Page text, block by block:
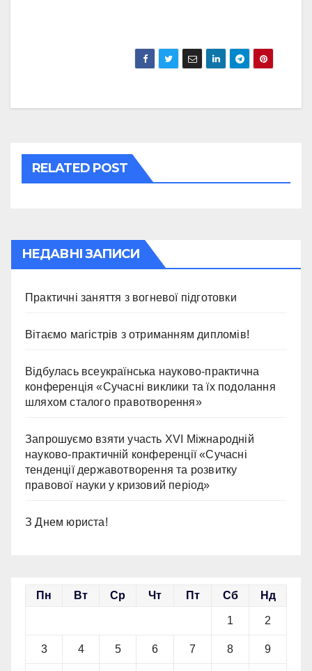
RELATED POST
НЕДАВНІ ЗАПИСИ
Практичні заняття з вогневої підготовки
Вітаємо магістрів з отриманням дипломів!
Відбулась всеукраїнська науково-практична
конференція «Сучасні виклики та їх подолання
шляхом сталого правотворення»
Запрошуємо взяти участь ХVІ Міжнародній
науково-практичній конференції «Сучасні
тенденції державотворення та розвитку
правової науки у кризовий період»
З Днем юриста!
Пн Вт Ср Чт Пт Сб Нд
1 2
3 4 5 6 7 8 9